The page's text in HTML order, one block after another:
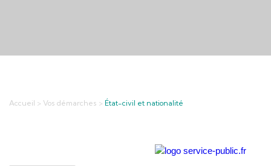
Accueil > Vos démarches > État-civil et nationalité